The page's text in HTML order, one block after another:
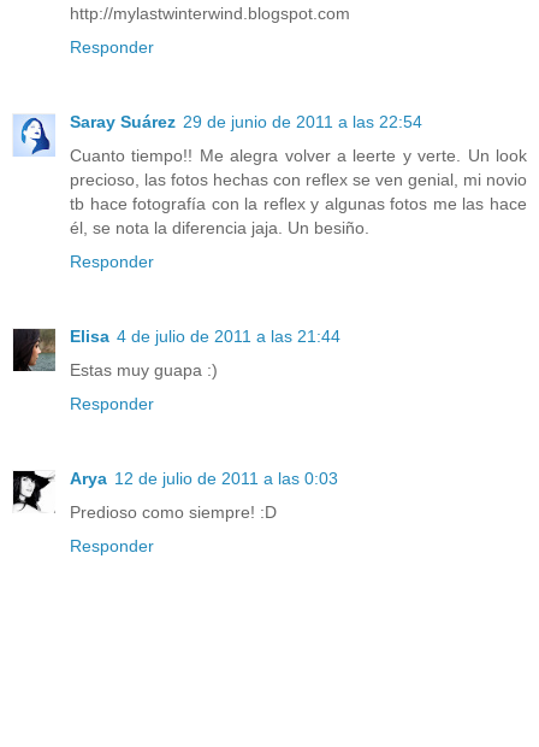
http://mylastwinterwind.blogspot.com
Responder
Saray Suárez 29 de junio de 2011 a las 22:54
Cuanto tiempo!! Me alegra volver a leerte y verte. Un look
precioso, las fotos hechas con reflex se ven genial, mi novio
tb hace fotografía con la reflex y algunas fotos me las hace
él, se nota la diferencia jaja. Un besiño.
Responder
Elisa 4 de julio de 2011 a las 21:44
Estas muy guapa :)
Responder
Arya 12 de julio de 2011 a las 0:03
Predioso como siempre! :D
Responder